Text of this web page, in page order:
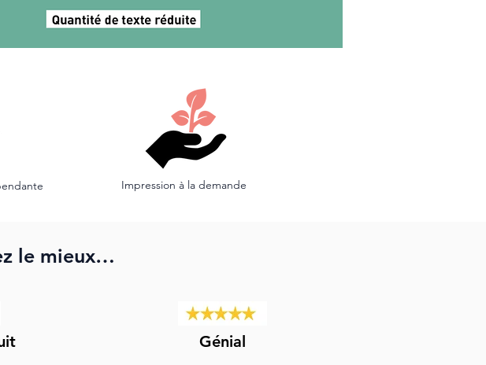
Impression à la demande
le mieux…
Génial